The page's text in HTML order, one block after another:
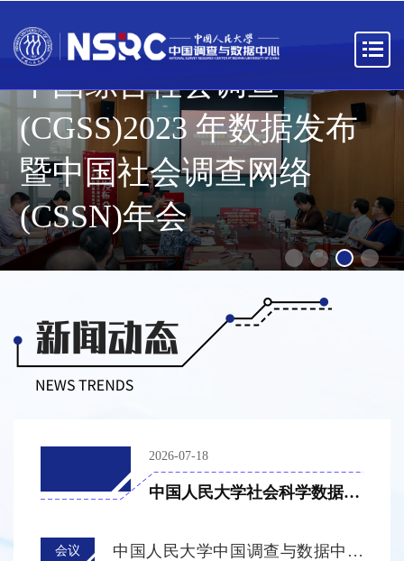
中国综合社会调查
(CGSS)2023 年数据发布
暨中国社会调查网络
(CSSN)年会
2026-07-18
中国人民大学社会科学数据资
会调查2026启动会顺利举行
会议
中国人民大学中国调查与数据中心